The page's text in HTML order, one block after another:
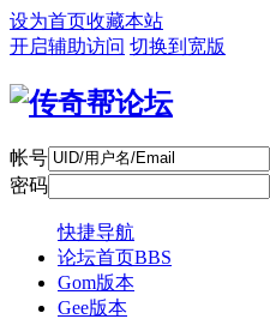
设为首页收藏本站
开启辅助访问 切换到宽版
帐号
密码
快捷导航
论坛首页BBS
Gom版本
Gee版本